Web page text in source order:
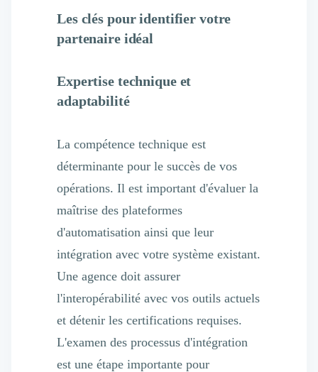
Les clés pour identifier votre
partenaire idéal
Expertise technique et
adaptabilité
La compétence technique est
déterminante pour le succès de vos
opérations. Il est important d'évaluer la
maîtrise des plateformes
d'automatisation ainsi que leur
intégration avec votre système existant.
Une agence doit assurer
l'interopérabilité avec vos outils actuels
et détenir les certifications requises.
L'examen des processus d'intégration
est une étape importante pour